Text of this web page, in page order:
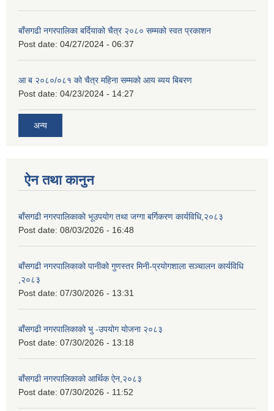
बाँसगढी नगरपालिका बर्दियाको चैत्र २०८० सम्मको स्वत प्रकाशन
Post date: 04/27/2024 - 06:37
आ ब २०८०/०८१ को चैत्र महिना सम्मको आय ब्यय बिबरण
Post date: 04/23/2024 - 14:27
अन्य
ऐन तथा कानुन
बाँसगढी नगरपालिकाको भूउपयोग तथा जग्गा बर्गिकरण कार्यविधि,२०८३
Post date: 08/03/2026 - 16:48
बाँसगढी नगरपालिकाको पानीको गुणस्तर मिनी-प्रयोगशाला सञ्चालन कार्यविधि
,२०८३
Post date: 07/30/2026 - 13:31
बाँसगढी नगरपालिकाको भु -उपयोग योजना २०८३
Post date: 07/30/2026 - 13:18
बाँसगढी नगरपालिकाको आर्थिक ऐन,२०८३
Post date: 07/30/2026 - 11:52